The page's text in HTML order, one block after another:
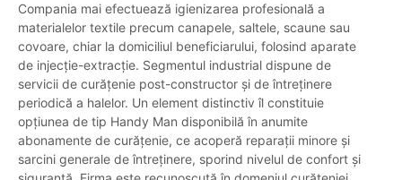
Compania mai efectuează igienizarea profesională a
materialelor textile precum canapele, saltele, scaune sau
covoare, chiar la domiciliul beneficiarului, folosind aparate
de injecție-extracție. Segmentul industrial dispune de
servicii de curățenie post-constructor și de întreținere
periodică a halelor. Un element distinctiv îl constituie
opțiunea de tip Handy Man disponibilă în anumite
abonamente de curățenie, ce acoperă reparații minore și
sarcini generale de întreținere, sporind nivelul de confort și